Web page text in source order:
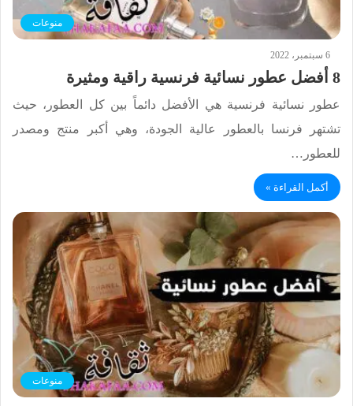
منوعات
6 سبتمبر، 2022
8 أفضل عطور نسائية فرنسية راقية ومثيرة
عطور نسائية فرنسية هي الأفضل دائماً بين كل العطور، حيث
تشتهر فرنسا بالعطور عالية الجودة، وهي أكبر منتج ومصدر
للعطور…
أكمل القراءة »
منوعات